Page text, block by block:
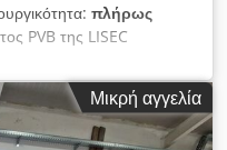
πλήρως
PVB της LISEC
Agtock Αυτόκαυστο
Μηχάνημα Πλυσίματος
2015 Λευκός Χώρος
5500x2600 χιλ.
Μικρή αγγελία